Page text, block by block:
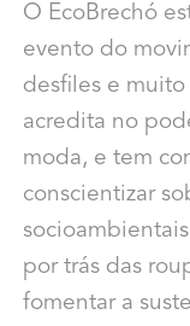
O EcoBrechó
evento do
desfiles e muito
acredita no
moda, e tem
conscientizar
por trás das
fomentar a